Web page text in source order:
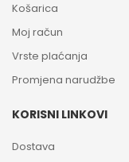
Košarica
Moj račun
Vrste plaćanja
Promjena narudžbe
KORISNI LINKOVI
Dostava